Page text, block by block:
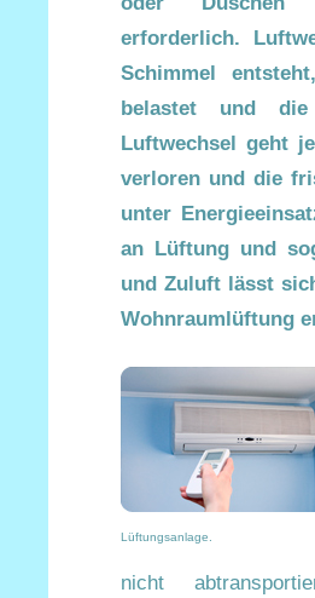
erforderlich.
Schimmel
belastet und
Luftwechsel geht
verloren und die
unter
an Lüftung und
und Zuluft lässt
Wohnraumlüftung
Lüftungsanlage.
nicht